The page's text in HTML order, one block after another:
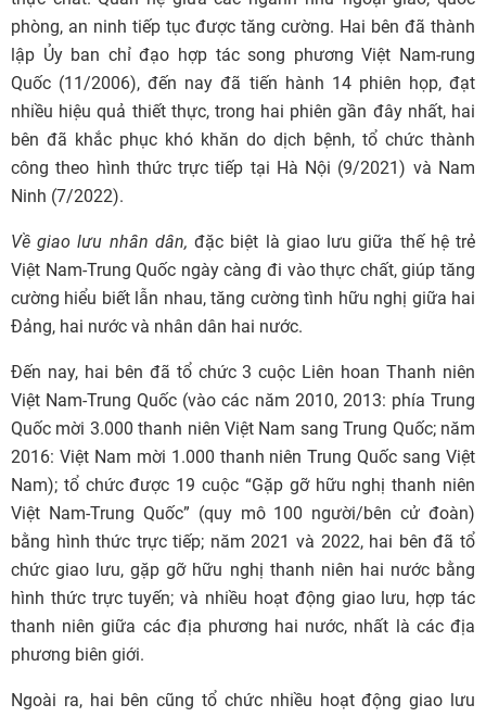
phòng, an ninh tiếp tục được tăng cường. Hai bên đã thành
lập Ủy ban chỉ đạo hợp tác song phương Việt Nam-rung
Quốc (11/2006), đến nay đã tiến hành 14 phiên họp, đạt
nhiều hiệu quả thiết thực, trong hai phiên gần đây nhất, hai
bên đã khắc phục khó khăn do dịch bệnh, tổ chức thành
công theo hình thức trực tiếp tại Hà Nội (9/2021) và Nam
Ninh (7/2022).
Về giao lưu nhân dân, đặc biệt là giao lưu giữa thế hệ trẻ
Việt Nam-Trung Quốc ngày càng đi vào thực chất, giúp tăng
cường hiểu biết lẫn nhau, tăng cường tình hữu nghị giữa hai
Đảng, hai nước và nhân dân hai nước.
Đến nay, hai bên đã tổ chức 3 cuộc Liên hoan Thanh niên
Việt Nam-Trung Quốc (vào các năm 2010, 2013: phía Trung
Quốc mời 3.000 thanh niên Việt Nam sang Trung Quốc; năm
2016: Việt Nam mời 1.000 thanh niên Trung Quốc sang Việt
Nam); tổ chức được 19 cuộc “Gặp gỡ hữu nghị thanh niên
Việt Nam-Trung Quốc” (quy mô 100 người/bên cử đoàn)
bằng hình thức trực tiếp; năm 2021 và 2022, hai bên đã tổ
chức giao lưu, gặp gỡ hữu nghị thanh niên hai nước bằng
hình thức trực tuyến; và nhiều hoạt động giao lưu, hợp tác
thanh niên giữa các địa phương hai nước, nhất là các địa
phương biên giới.
Ngoài ra, hai bên cũng tổ chức nhiều hoạt động giao lưu